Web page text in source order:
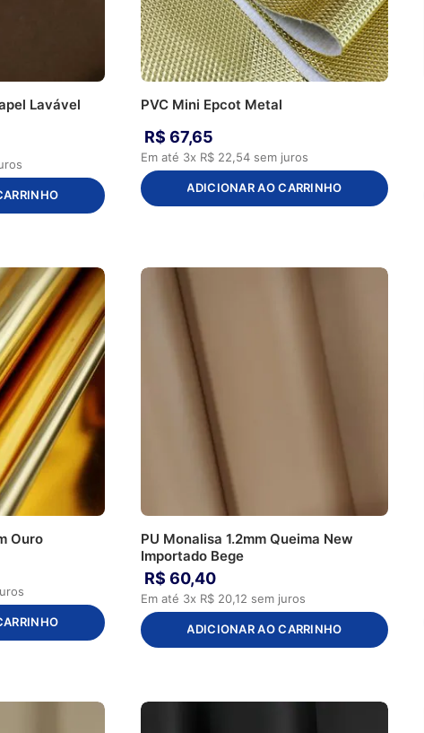
Lavável
PVC Mini Epcot Metal
R$ 67,65
Em até 3x R$ 22,54sem juros
ADICIONAR AO CARRINHO
Ouro
PU Monalisa 1.2mm Queima New
Importado Bege
R$ 60,40
Em até 3x R$ 20,12 sem juros
ADICIONAR AO CARRINHO